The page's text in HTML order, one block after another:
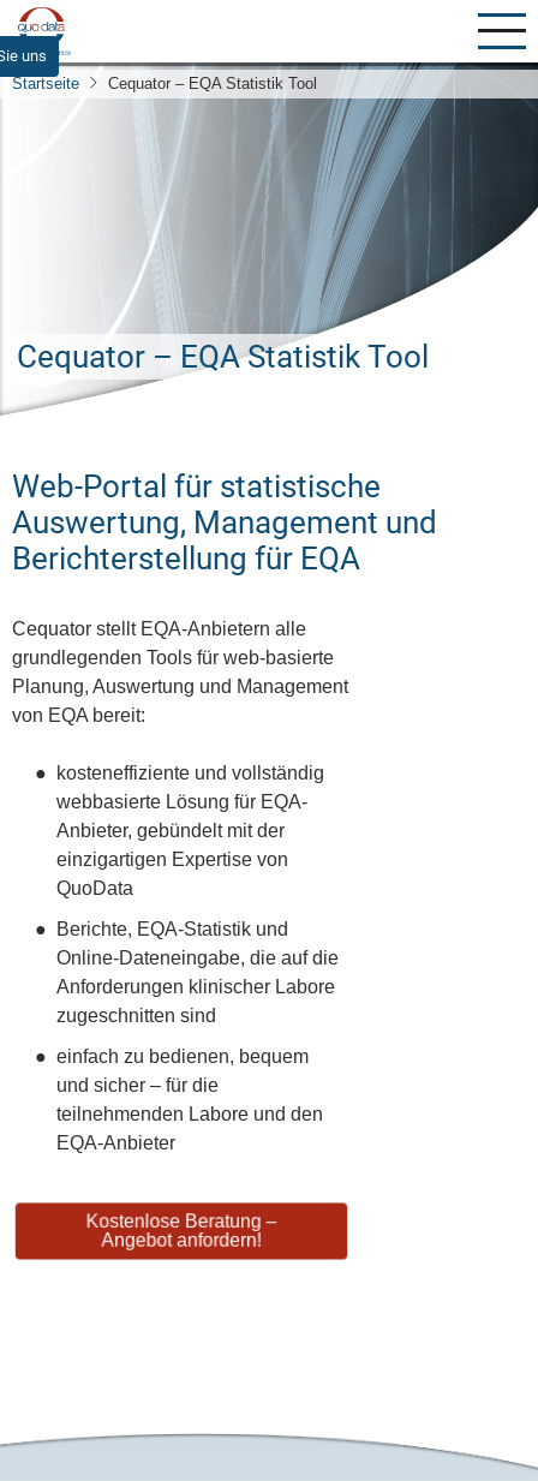
Direkt
zum
uns
Startseite
Cequator – EQA Statistik Tool
Cequator – EQA Statistik Tool
Web-Portal für statistische
Auswertung, Management und
Berichterstellung für EQA
Cequator stellt EQA-Anbietern alle
grundlegenden Tools für web-basierte
Planung, Auswertung und Management
von EQA bereit:​
kosteneffiziente und vollständig
webbasierte Lösung für EQA-
Anbieter, gebündelt mit der
einzigartigen Expertise von
QuoData
Berichte, EQA-Statistik und
Online-Dateneingabe, die auf die
Anforderungen klinischer Labore
zugeschnitten sind
einfach zu bedienen, bequem
und sicher – für die
teilnehmenden Labore und den
EQA-Anbieter
Kostenlose Beratung –
Angebot anfordern!